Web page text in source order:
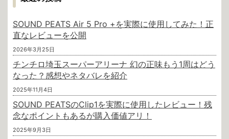
SOUND PEATS Air 5 Pro +を実際に使用してみた！正
直なレビューを公開
2026年3月25日
チンチロ埼玉スーパーアリーナ 幻の正味もう1周はどう
なった？感想やネタバレを紹介
2025年11月4日
SOUND PEATSのClip1を実際に使用したレビュー！残
念なポイントもあるが購入価値アリ！
2025年9月3日